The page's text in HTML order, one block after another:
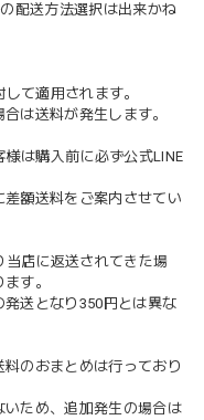
配送方法選択は出来かね
て適用されます。
は送料が発生します。
は購入前に必ず公式LINE
額送料をご案内させてい
店に返送されてきた場
す。
送となり350円とは異な
のおまとめは行っており
ため、追加発生の場合は